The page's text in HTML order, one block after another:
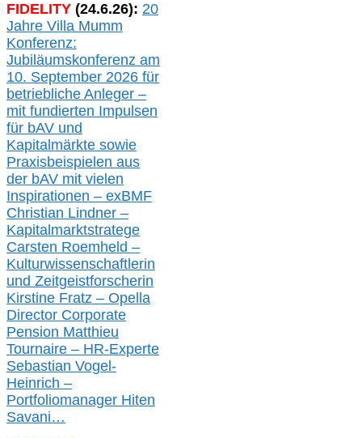
FIDELITY (24.6.26): 20
Jahre Villa Mumm
Konferenz:
Jubiläumskonferenz am
10. September 2026 für
betriebliche Anleger –
mit fundierten Impulsen
für bAV und
Kapitalmärkte sowie
Praxisbeispielen aus
der bAV mit vielen
Inspirationen – exBMF
Christian Lindner –
Kapitalmarktstratege
Carsten Roemheld –
Kulturwissenschaftlerin
und Zeitgeistforscherin
Kirstine Fratz – Opella
Director Corporate
Pension Matthieu
Tournaire – HR-Experte
Sebastian Vogel-
Heinrich –
Portfoliomanager Hiten
Savani…